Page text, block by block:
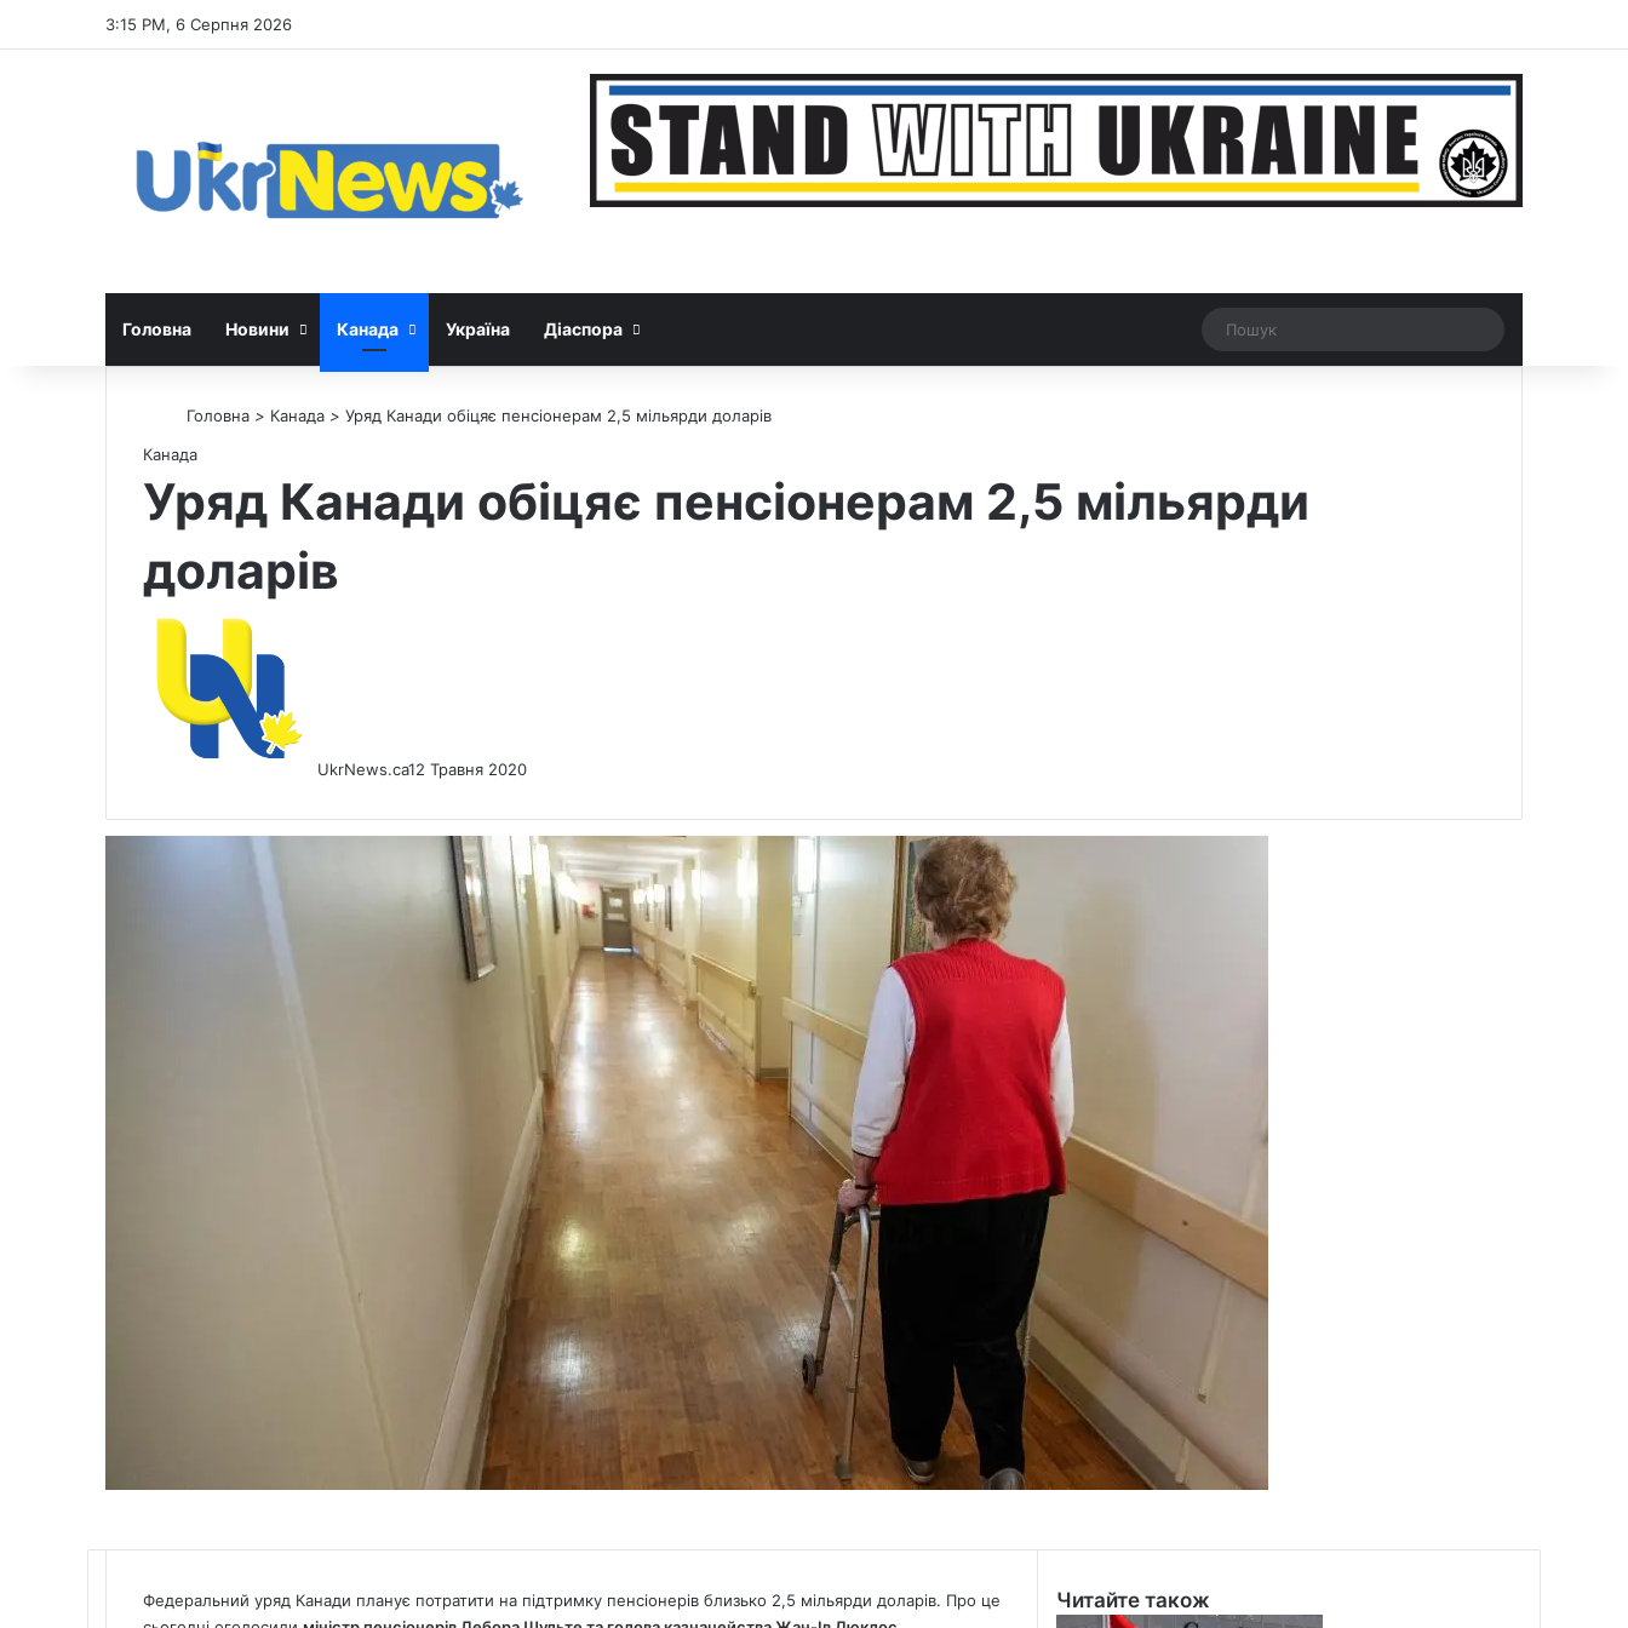
3:15 PM, 6 Серпня 2026
Google News
Threads
Головна Новини Канада Україна Діаспора Рандомна новина
Switch skin
Головна > Канада > Уряд Канади обіцяє пенсіонерам 2,5 мільярди доларів
Канада
Уряд Канади обіцяє пенсіонерам 2,5 мільярди
доларів
UkrNews.ca12 Травня 2020
Федеральний уряд Канади планує потратити на підтримку пенсіонерів близько 2,5 мільярди доларів. Про це
Читайте також